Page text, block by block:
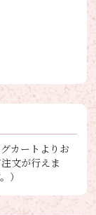
カートよりお
文が行えま
）